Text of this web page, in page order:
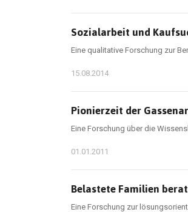
Sozialarbeit und
Eine qualitative Forschung zur
15.08.2014
Pionierzeit der
Eine Forschung über die
01.01.2011
Belastete Familien
Eine Forschung zur